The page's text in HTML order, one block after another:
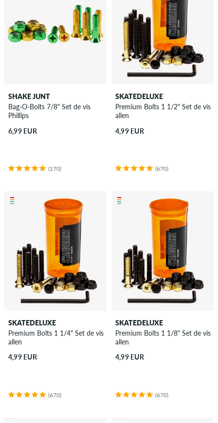
SHAKE JUNT
Bag-O-Bolts 7/8" Set de vis
Phillips
6,99 EUR
(170)
SKATEDELUXE
Premium Bolts 1 1/2" Set de vis
allen
4,99 EUR
(670)
SKATEDELUXE
Premium Bolts 1 1/4" Set de vis
allen
4,99 EUR
(670)
SKATEDELUXE
Premium Bolts 1 1/8" Set de vis
allen
4,99 EUR
(670)